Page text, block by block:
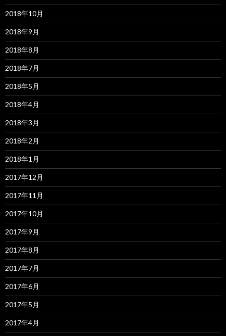
2018年10月
2018年9月
2018年8月
2018年7月
2018年5月
2018年4月
2018年3月
2018年2月
2018年1月
2017年12月
2017年11月
2017年10月
2017年9月
2017年8月
2017年7月
2017年6月
2017年5月
2017年4月